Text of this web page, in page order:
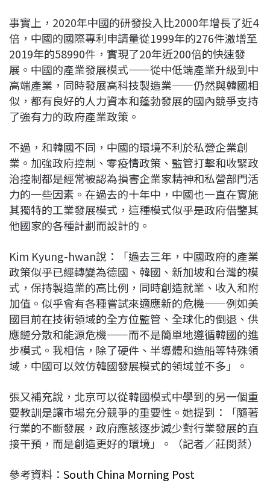
事實上，2020年中國的研發投入比2000年增長了近4
倍，中國的國際專利申請量從1999年的276件激增至
2019年的58990件，實現了20年近200倍的快速發
展。中國的產業發展模式——從中低端產業升級到中
高端產業，同時發展高科技製造業——仍然與韓國相
似，都有良好的人力資本和蓬勃發展的國內競爭支持
了強有力的政府產業政策。
不過，和韓國不同，中國的環境不利於私營企業創
業。加強政府控制、零疫情政策、監管打擊和收緊政
治控制都是經常被認為損害企業家精神和私營部門活
力的一些因素。在過去的十年中，中國也一直在實施
其獨特的工業發展模式，這種模式似乎是政府借鑒其
他國家的各種計劃而設計的。
Kim Kyung-hwan說：「過去三年，中國政府的產業
政策似乎已經轉變為德國、韓國、新加坡和台灣的模
式，保持製造業的高比例，同時創造就業、收入和附
加值。似乎會有各種嘗試來適應新的危機——例如美
國目前在技術領域的全方位監管、全球化的倒退、供
應鏈分散和能源危機——而不是簡單地遵循韓國的進
步模式。我相信，除了硬件、半導體和造船等特殊領
域，中國可以效仿韓國發展模式的領域並不多」。
張又補充說，北京可以從韓國模式中學到的另一個重
要教訓是讓市場充分競爭的重要性。她提到：「隨著
行業的不斷發展，政府應該逐步減少對行業發展的直
接干預，而是創造更好的環境」。（記者／莊閔棻）
參考資料： South China Morning Post